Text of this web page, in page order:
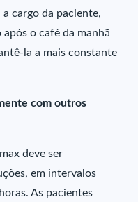
cargo da paciente,
após o café da manhã
la a mais constante
com outros
deve ser
em intervalos
As pacientes